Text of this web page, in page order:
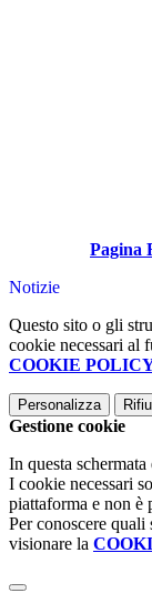
Pagina
Notizie
Questo sito o gli
cookie necessari al
COOKIE
Personalizza
Gestione cookie
In questa
I cookie necessari
piattaforma e non è
Per conoscere
visionare la